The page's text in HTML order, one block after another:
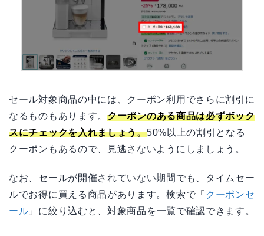
セール対象商品の中には、クーポン利用でさらに割引に
なるものもあります。 クーポンのある商品は必ずボック
スにチェックを入れましょう。50%以上の割引となる
クーポンもあるので、見逃さないようにしましょう。
なお、セールが開催されていない期間でも、タイムセー
ルでお得に買える商品があります。検索で「 クーポンセ
ール 」に絞り込むと、対象商品を一覧で確認できます。